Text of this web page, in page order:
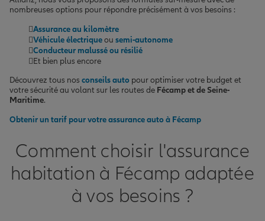
nombreuses options pour répondre précisément à vos besoins :
Assurance au kilomètre
Véhicule électriqueou semi-autonome
Conducteur malussé ou résilié
Et bien plus encore
Découvrez tous nos conseils auto pour optimiser votre budget et
votre sécurité au volant sur les routes de Fécamp et de Seine-
Maritime.
Obtenir un tarif pour votre assurance auto à Fécamp
Comment choisir l'assurance
habitation à Fécamp adaptée
à vos besoins ?